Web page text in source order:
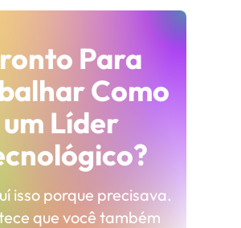
Para
Como
um Líder
isso porque precisava.
que você também